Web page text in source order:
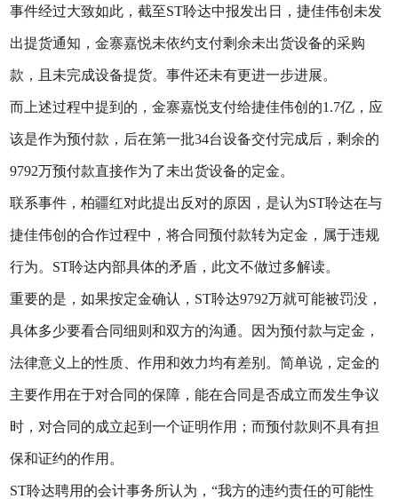
事件经过大致如此，截至ST聆达中报发出日，捷佳伟创未发
出提货通知，金寨嘉悦未依约支付剩余未出货设备的采购
款，且未完成设备提货。事件还未有更进一步进展。
而上述过程中提到的，金寨嘉悦支付给捷佳伟创的1.7亿，应
该是作为预付款，后在第一批34台设备交付完成后，剩余的
9792万预付款直接作为了未出货设备的定金。
联系事件，柏疆红对此提出反对的原因，是认为ST聆达在与
捷佳伟创的合作过程中，将合同预付款转为定金，属于违规
行为。ST聆达内部具体的矛盾，此文不做过多解读。
重要的是，如果按定金确认，ST聆达9792万就可能被罚没，
具体多少要看合同细则和双方的沟通。因为预付款与定金，
法律意义上的性质、作用和效力均有差别。简单说，定金的
主要作用在于对合同的保障，能在合同是否成立而发生争议
时，对合同的成立起到一个证明作用；而预付款则不具有担
保和证约的作用。
ST聆达聘用的会计事务所认为，“我方的违约责任的可能性